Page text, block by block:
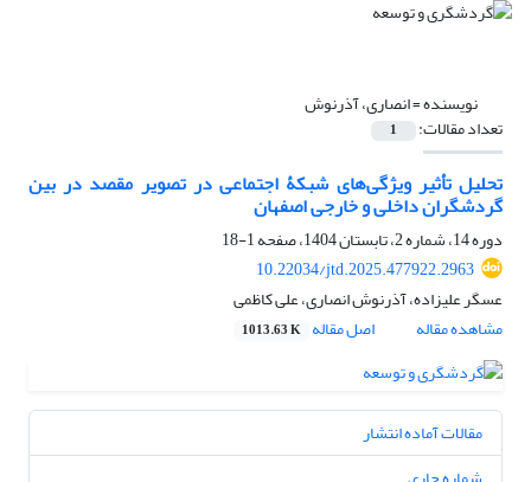
نویسنده =انصاری، آذرنوش
تعداد مقالات: 1
تحلیل تأثیر ویژگی‌های شبکۀ اجتماعی در تصویر مقصد در بین
گردشگران داخلی و خارجی اصفهان
دوره 14، شماره 2، تابستان 1404، صفحه
1-18
10.22034/jtd.2025.477922.2963
عسگر علیزاده، آذرنوش انصاری، علی کاظمی
مشاهده مقاله
اصل مقاله 1013.63 K
مقالات آماده انتشار